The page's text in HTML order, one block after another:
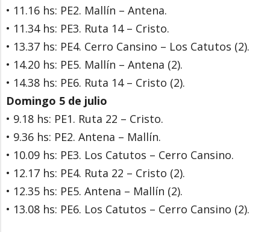
• 11.16 hs: PE2. Mallín – Antena.
• 11.34 hs: PE3. Ruta 14 – Cristo.
• 13.37 hs: PE4. Cerro Cansino – Los Catutos (2).
• 14.20 hs: PE5. Mallín – Antena (2).
• 14.38 hs: PE6. Ruta 14 – Cristo (2).
Domingo 5 de julio
• 9.18 hs: PE1. Ruta 22 – Cristo.
• 9.36 hs: PE2. Antena – Mallín.
• 10.09 hs: PE3. Los Catutos – Cerro Cansino.
• 12.17 hs: PE4. Ruta 22 – Cristo (2).
• 12.35 hs: PE5. Antena – Mallín (2).
• 13.08 hs: PE6. Los Catutos – Cerro Cansino (2).